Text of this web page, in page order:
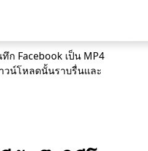
Facebook เป็น MP4
วน์โหลดนั้นราบรื่นและ